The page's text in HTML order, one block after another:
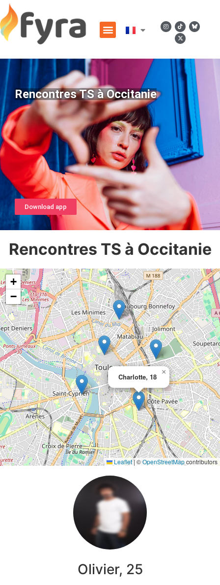
Rencontres TS à Occitanie
Download app
Rencontres TS à Occitanie
Charlotte, 18
×
+
−
Leaflet| ©OpenStreetMapcontributors
Olivier, 25